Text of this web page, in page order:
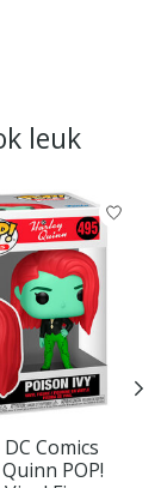
leuk
Comics
POP!